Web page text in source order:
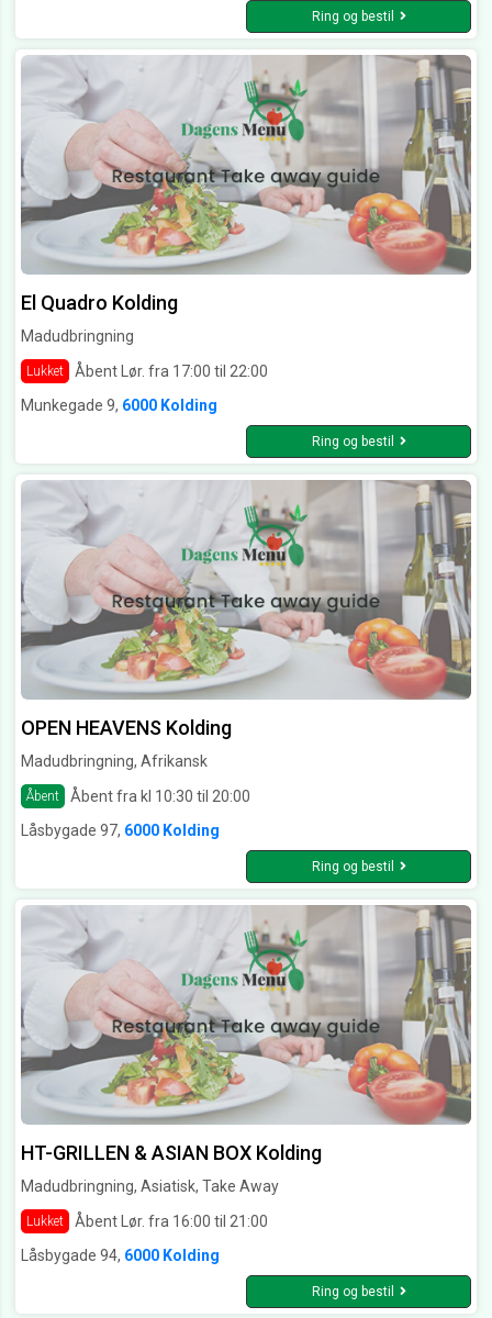
Ring og bestil
El Quadro Kolding
Madudbringning
Lukket
Åbent Lør. fra 17:00 til 22:00
Munkegade 9, 6000 Kolding
Ring og bestil
OPEN HEAVENS Kolding
Madudbringning, Afrikansk
Åbent
Åbent fra kl 10:30 til 20:00
Låsbygade 97, 6000 Kolding
Ring og bestil
HT-GRILLEN & ASIAN BOX Kolding
Madudbringning, Asiatisk, Take Away
Lukket
Åbent Lør. fra 16:00 til 21:00
Låsbygade 94, 6000 Kolding
Ring og bestil